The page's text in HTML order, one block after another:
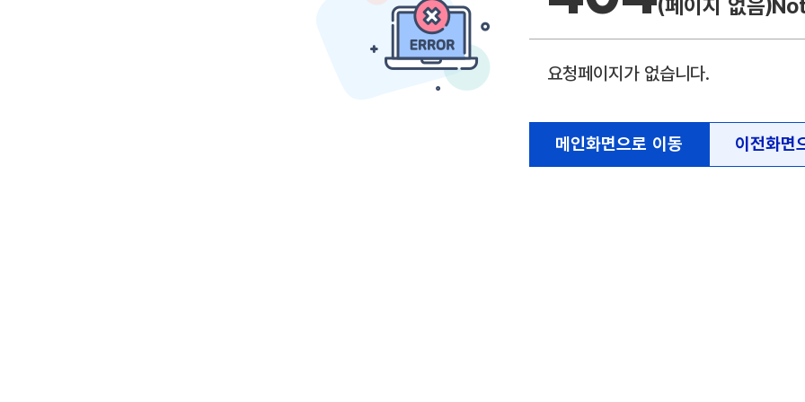
(페이지 없음)
요청페이지가 없습니다.
메인화면으로 이동 이전화면